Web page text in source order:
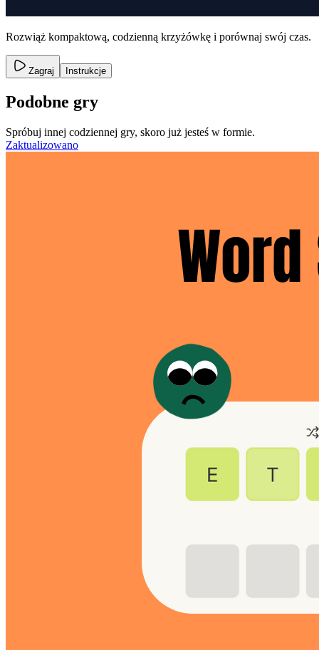
Rozwiąż kompaktową, codzienną krzyżówkę i porównaj swój czas.
Zagraj Instrukcje
Podobne gry
Spróbuj innej codziennej gry, skoro już jesteś w formie.
Zaktualizowano